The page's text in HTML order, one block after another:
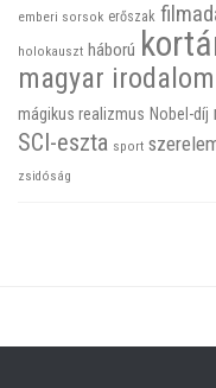
emberi sorsok erőszak
holokauszt háború
magyar irodalom
mágikus realizmus Nobel-díj
SCI-eszta sport
zsidóság